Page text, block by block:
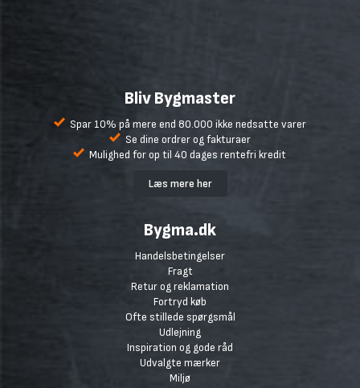
Bliv Bygmaster
Spar 10% på mere end 80.000 ikke nedsatte varer
Se dine ordrer og fakturaer
Mulighed for op til 40 dages rentefri kredit
Læs mere her
Bygma.dk
Handelsbetingelser
Fragt
Retur og reklamation
Fortryd køb
Ofte stillede spørgsmål
Udlejning
Inspiration og gode råd
Udvalgte mærker
Miljø